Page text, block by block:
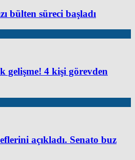
bülten süreci başladı
gelişme! 4 kişi görevden
açıkladı. Senato buz